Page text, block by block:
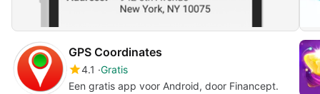
GPS Coordinates
4.1 Gratis
Een gratis app voor Android, door Financept.